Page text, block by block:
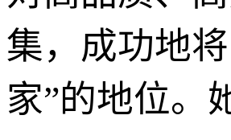
集，成功地
家”的地位。